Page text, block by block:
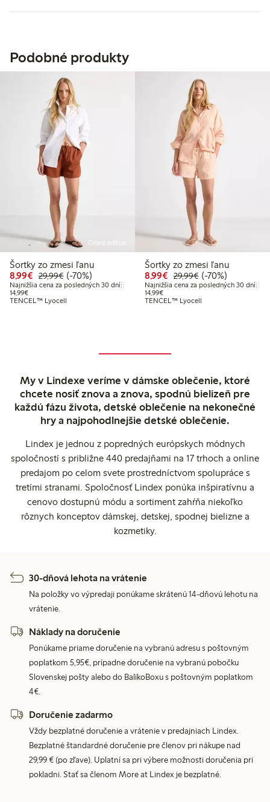
Podobné produkty
Online edition
Šortky zo zmesi ľanu
8,99€ Zvýhodnená cena: 8,99 €
29,99€Bežná cena: 29,99 €
70% zľava
(-70%)
Najnižšia cena za posledných 30 dní:
14,99€Najnižšia cena za posledných 30 dní: 14,99 €
TENCEL™ Lyocell
Šortky zo zmesi ľanu
8,99€ Zvýhodnená cena:
29,99€Bežná cena:
70% zľava
(-70%)
Najnižšia cena za posledných 30 dní:
14,99€Najnižšia cena za posledných 30
TENCEL™ Lyocell
My v Lindexe veríme v dámske oblečenie, ktoré
chcete nosiť znova a znova, spodnú bielizeň pre
každú fázu života, detské oblečenie na nekonečné
hry a najpohodlnejšie detské oblečenie.
Lindex je jednou z popredných európskych módnych
spoločností s približne 440 predajňami na 17 trhoch a online
predajom po celom svete prostredníctvom spolupráce s
tretími stranami. Spoločnosť Lindex ponúka inšpiratívnu a
cenovo dostupnú módu a sortiment zahŕňa niekoľko
rôznych konceptov dámskej, detskej, spodnej bielizne a
kozmetiky.
30-dňová lehota na vrátenie
Na položky vo výpredaji ponúkame skrátenú 14-dňovú lehotu na
vrátenie.
Náklady na doručenie
Ponúkame priame doručenie na vybranú adresu s poštovným
poplatkom 5,95€, prípadne doručenie na vybranú pobočku
Slovenskej pošty alebo do BalíkoBoxu s poštovným poplatkom
4€.
Doručenie zadarmo
Vždy bezplatné doručenie a vrátenie v predajniach Lindex.
Bezplatné štandardné doručenie pre členov pri nákupe nad
29,99 € (po zľave). Uplatní sa pri výbere možnosti doručenia pri
pokladni. Stať sa členom More at Lindex je bezplatné.